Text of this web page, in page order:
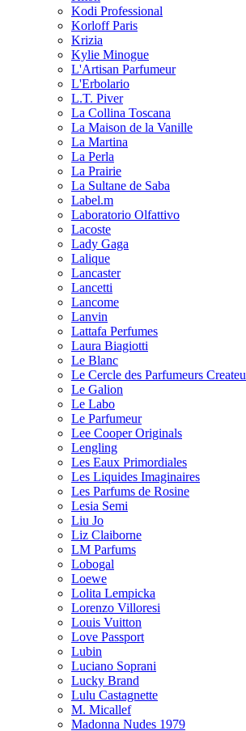
Kodi Professional
Korloff Paris
Krizia
Kylie Minogue
L'Artisan Parfumeur
L'Erbolario
L.T. Piver
La Collina Toscana
La Maison de la Vanille
La Martina
La Perla
La Prairie
La Sultane de Saba
Label.m
Laboratorio Olfattivo
Lacoste
Lady Gaga
Lalique
Lancaster
Lancetti
Lancome
Lanvin
Lattafa Perfumes
Laura Biagiotti
Le Blanc
Le Cercle des Parfumeurs
Le Galion
Le Labo
Le Parfumeur
Lee Cooper Originals
Lengling
Les Eaux Primordiales
Les Liquides Imaginaires
Les Parfums de Rosine
Lesia Semi
Liu Jo
Liz Claiborne
LM Parfums
Lobogal
Loewe
Lolita Lempicka
Lorenzo Villoresi
Louis Vuitton
Love Passport
Lubin
Luciano Soprani
Lucky Brand
Lulu Castagnette
M. Micallef
Madonna Nudes 1979